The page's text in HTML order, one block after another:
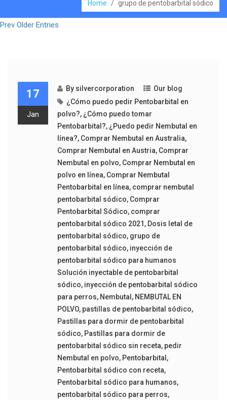
Home / grupo de pentobarbital sódico
Prev Older Entries
17
Jan
By silvercorporation
Our blog
¿Cómo puedo pedir Pentobarbital en
polvo?, ¿Cómo puedo tomar
Pentobarbital?, ¿Puedo pedir Nembutal en
línea?, Comprar Nembutal en Australia,
Comprar Nembutal en Austria, Comprar
Nembutal en polvo, Comprar Nembutal en
polvo en línea, Comprar Nembutal
Pentobarbital en línea, comprar nembutal
pentobarbital sódico, Comprar
Pentobarbital Sódico, comprar
pentobarbital sódico 2021 , Dosis letal de
pentobarbital sódico, grupo de
pentobarbital sódico, inyección de
pentobarbital sódico para humanos
Solución inyectable de pentobarbital
sódico, inyección de pentobarbital sódico
para perros, Nembutal , NEMBUTAL EN
POLVO, pastillas de pentobarbital sódico,
Pastillas para dormir de pentobarbital
sódico, Pastillas para dormir de
pentobarbital sódico sin receta, pedir
Nembutal en polvo, Pentobarbital ,
Pentobarbital sódico con receta,
Pentobarbital sódico para humanos,
pentobarbital sódico para perros,